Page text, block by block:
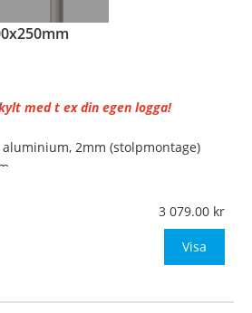
med t ex din egen logga!
2mm (stolpmontage)
Blå botten och vit text
3 079.00
Visa